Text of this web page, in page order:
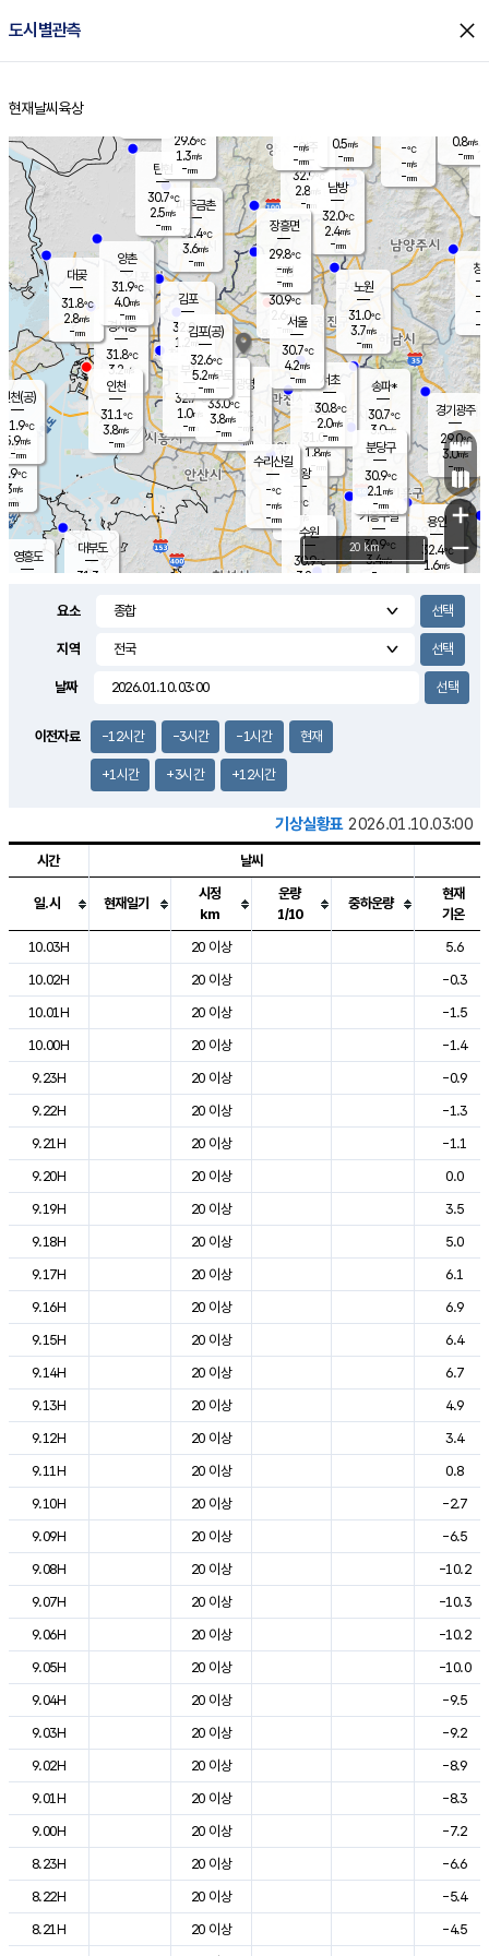
도시별관측 close
홈
현재날씨 육상
의도
℃
m/s
mm
영흥도
양주
32.9℃
2.8
-mm
과천
31.0℃
1.8m/s
- mm
용인
32.4℃
1.6m/s
경기광주
29.0℃
3.0m/s
-mm
3.0m/s
대부도
31.3
경서동
31.8℃
3.2 m/s
-mm
파주금촌
31.4℃
3.6m/s
-mm
-℃
-m/s
-mm
대곶
31.8℃
2.8m/s
-mm
창
-
-m/
-
탄현
30.7℃
2.5m/s
-mm
0.8m/s
-mm
의왕
- ℃
m/s
mm
김포
32.0℃
1.2 m/s
mm
광명
- ℃
-m/s
-mm
부천
32.7℃
1.0m/s
-mm
양촌
31.9℃
4.0m/s
-mm
구로
33.0℃
3.8m/s
-mm
은평
30.9℃
2.6 m/s
- mm
노원
31.0℃
3.7m/s
-mm
송파*
30.7℃
3.0m/s
-mm
서초
30.8℃
2.0m/s
-mm
남방
32.0℃
2.4m/s
-mm
기흥구갈
30.9℃
3.4m/s
-
수리산길
-℃
-m/s
-mm
분당구
30.9℃
2.1 m/s
-mm
장흥면
29.8℃
-m/s
-mm
-m/s
-mm
인천(공)
31.9℃
5.9m/s
-mm
김포(공)
32.6℃
5.2m/s
-mm
수원
30.9℃
3.8 m/s
인천
31.1℃
3.8m/s
-mm
서울
30.7℃
4.2m/s
-mm
29.6℃
1.3m/s
-mm
0.5m/s
-mm
+
−
20 km
요소
지역
날짜
이전자료 -12시간 -3시간 -1시간 현재
+1시간 +3시간 +12시간
기상실황표 2026.01.10.03:00
도시별 기상실황표로 지점, 날씨, 기온, 강수, 바람, 기압등을 안내한 표입
시간 날씨
일.시 현재일기
시정
km
운량
1/10
중하운량
현재
기온
10.03H
20 이상
5.6
10.02H
20 이상
-0.3
10.01H
20 이상
-1.5
10.00H
20 이상
-1.4
9.23H
20 이상
-0.9
9.22H
20 이상
-1.3
9.21H
20 이상
-1.1
9.20H
20 이상
0.0
9.19H
20 이상
3.5
9.18H
20 이상
5.0
9.17H
20 이상
6.1
9.16H
20 이상
6.9
9.15H
20 이상
6.4
9.14H
20 이상
6.7
9.13H
20 이상
4.9
9.12H
20 이상
3.4
9.11H
20 이상
0.8
9.10H
20 이상
-2.7
9.09H
20 이상
-6.5
9.08H
20 이상
-10.2
9.07H
20 이상
-10.3
9.06H
20 이상
-10.2
9.05H
20 이상
-10.0
9.04H
20 이상
-9.5
9.03H
20 이상
-9.2
9.02H
20 이상
-8.9
9.01H
20 이상
-8.3
9.00H
20 이상
-7.2
8.23H
20 이상
-6.6
8.22H
20 이상
-5.4
8.21H
20 이상
-4.5